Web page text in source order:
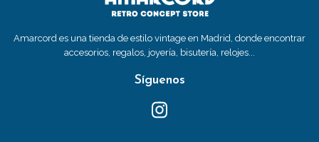
Amarcord es una tienda de estilo vintage en Madrid, donde encontrar
accesorios, regalos, joyería, bisutería, relojes...
Síguenos